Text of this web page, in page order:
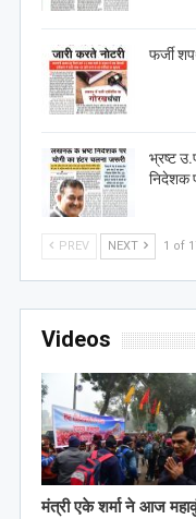
फर्जी
भ्रष्ट
निदेशक
PREV NEXT 1 of
Videos
मंत्री एके शर्मा ने आज